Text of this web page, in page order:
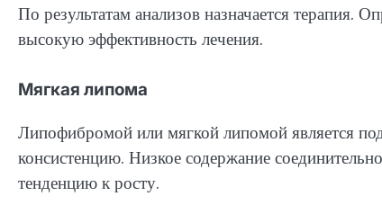
По результатам анализов назначается терапия.
высокую эффективность лечения.
Мягкая липома
Липофибромой или мягкой липомой является
консистенцию. Низкое содержание
тенденцию к росту.